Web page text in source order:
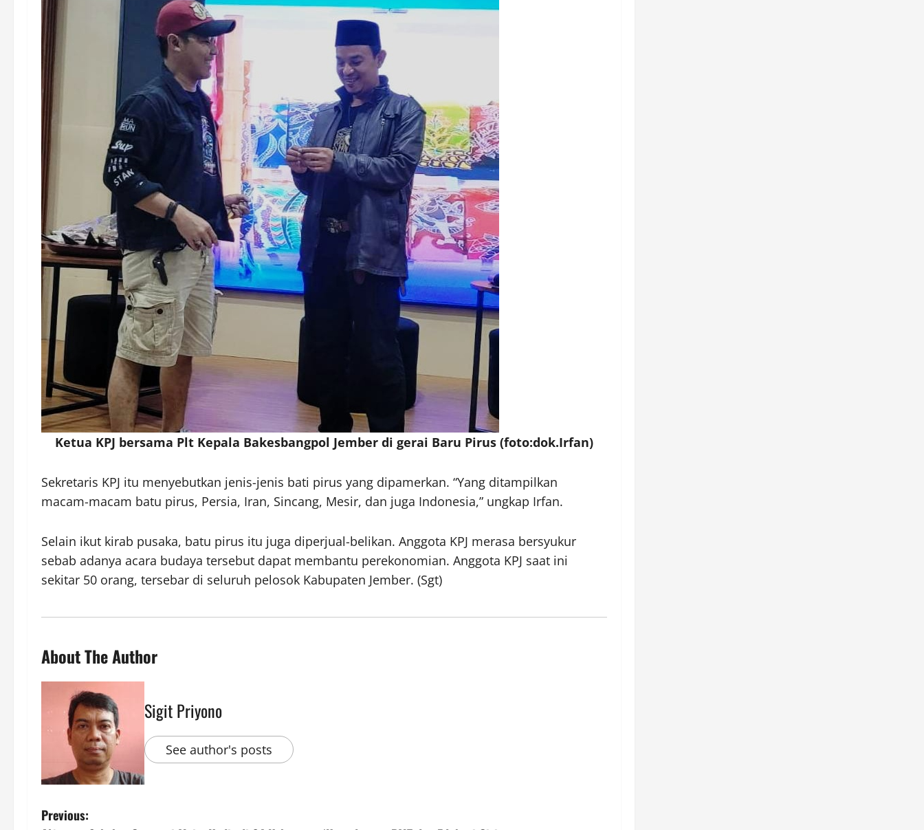
Ketua KPJ bersama Plt Kepala Bakesbangpol Jember di gerai Baru Pirus (foto:dok.Irfan)
Sekretaris KPJ itu menyebutkan jenis-jenis bati pirus yang dipamerkan. “Yang ditampilkan
macam-macam batu pirus, Persia, Iran, Sincang, Mesir, dan juga Indonesia,” ungkap Irfan.
Selain ikut kirab pusaka, batu pirus itu juga diperjual-belikan. Anggota KPJ merasa bersyukur
sebab adanya acara budaya tersebut dapat membantu perekonomian. Anggota KPJ saat ini
sekitar 50 orang, tersebar di seluruh pelosok Kabupaten Jember. (Sgt)
About The Author
Sigit Priyono
See author's posts
P
Previous: